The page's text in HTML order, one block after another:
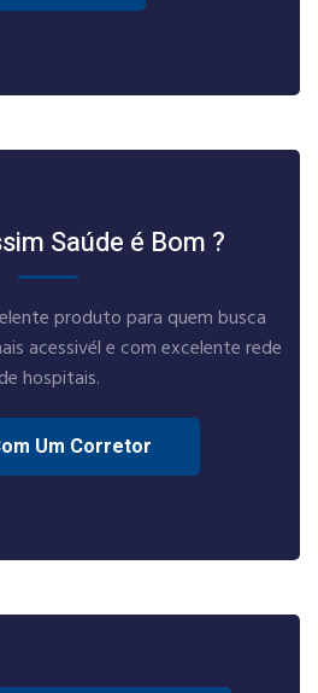
Saúde é Bom ?
produto para quem busca
acessivél e com excelente rede
de hospitais.
Um Corretor